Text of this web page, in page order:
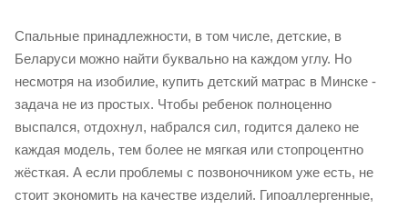
Спальные принадлежности, в том числе, детские, в
Беларуси можно найти буквально на каждом углу. Но
несмотря на изобилие, купить детский матрас в Минске -
задача не из простых. Чтобы ребенок полноценно
выспался, отдохнул, набрался сил, годится далеко не
каждая модель, тем более не мягкая или стопроцентно
жёсткая. А если проблемы с позвоночником уже есть, не
стоит экономить на качестве изделий. Гипоаллергенные,